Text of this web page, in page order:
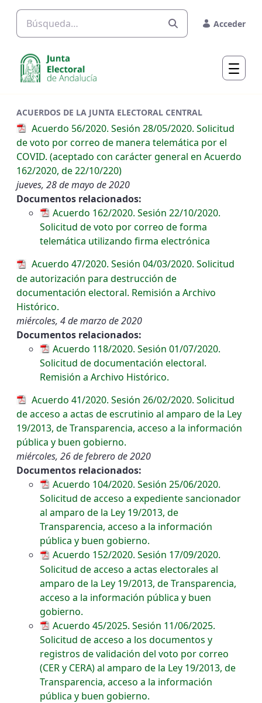
Saltar al contenido principal
Acceder
ACUERDOS DE LA JUNTA ELECTORAL CENTRAL
Acuerdo 56/2020. Sesión 28/05/2020. Solicitud
de voto por correo de manera telemática por el
COVID. (aceptado con carácter general en Acuerdo
162/2020, de 22/10/220)
jueves, 28 de mayo de 2020
Documentos relacionados:
Acuerdo 162/2020. Sesión 22/10/2020.
Solicitud de voto por correo de forma
telemática utilizando firma electrónica
Acuerdo 47/2020. Sesión 04/03/2020. Solicitud
de autorización para destrucción de
documentación electoral. Remisión a Archivo
Histórico.
miércoles, 4 de marzo de 2020
Documentos relacionados:
Acuerdo 118/2020. Sesión 01/07/2020.
Solicitud de documentación electoral.
Remisión a Archivo Histórico.
Acuerdo 41/2020. Sesión 26/02/2020. Solicitud
de acceso a actas de escrutinio al amparo de la Ley
19/2013, de Transparencia, acceso a la información
pública y buen gobierno.
miércoles, 26 de febrero de 2020
Documentos relacionados:
Acuerdo 104/2020. Sesión 25/06/2020.
Solicitud de acceso a expediente sancionador
al amparo de la Ley 19/2013, de
Transparencia, acceso a la información
pública y buen gobierno.
Acuerdo 152/2020. Sesión 17/09/2020.
Solicitud de acceso a actas electorales al
amparo de la Ley 19/2013, de Transparencia,
acceso a la información pública y buen
gobierno.
Acuerdo 45/2025. Sesión 11/06/2025.
Solicitud de acceso a los documentos y
registros de validación del voto por correo
(CER y CERA) al amparo de la Ley 19/2013, de
Transparencia, acceso a la información
pública y buen gobierno.